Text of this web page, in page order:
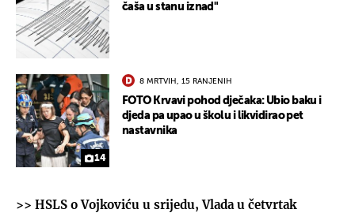
čaša u stanu iznad"
14
8 MRTVIH, 15 RANJENIH
FOTO Krvavi pohod dječaka: Ubio baku i
djeda pa upao u školu i likvidirao pet
nastavnika
>> HSLS o Vojkoviću u srijedu, Vlada u četvrtak